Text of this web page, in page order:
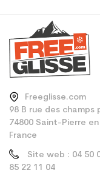
Freeglisse.com
98 B rue des champs
74800 Saint-Pierre
France
Site web : 04 50
85 22 11 04